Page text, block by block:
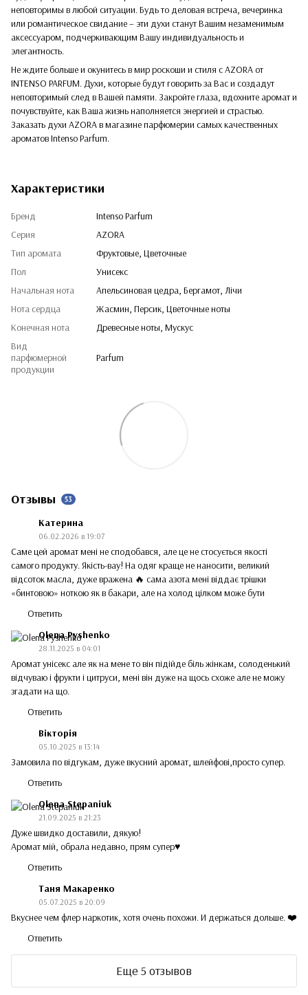
неповторимы в любой ситуации. Будь то деловая встреча, вечеринка
или романтическое свидание – эти духи станут Вашим незаменимым
аксессуаром, подчеркивающим Вашу индивидуальность и
элегантность.
Не ждите больше и окунитесь в мир роскоши и стиля с AZORA от
INTENSO PARFUM. Духи, которые будут говорить за Вас и создадут
неповторимый след в Вашей памяти. Закройте глаза, вдохните аромат и
почувствуйте, как Ваша жизнь наполняется энергией и страстью.
Заказать духи AZORA в магазине парфюмерии самых качественных
ароматов Intenso Parfum.
Характеристики
Бренд
Intenso Parfum
Серия
AZORA
Тип аромата
Фруктовые, Цветочные
Пол
Унисекс
Начальная нота
Апельсиновая цедра, Бергамот, Лічи
Нота сердца
Жасмин, Персик, Цветочные ноты
Конечная нота
Древесные ноты, Мускус
Вид
парфюмерной
продукции
Parfum
Отзывы 53
Катерина
06.02.2026 в 19:07
Саме цей аромат мені не сподобався, але це не стосується якості
самого продукту. Якість-вау! На одяг краще не наносити, великий
відсоток масла, дуже вражена 🔥 сама азота мені віддає трішки
«бинтовою» ноткою як в бакари, але на холод цілком може бути
Ответить
Olena Pyshenko
28.11.2025 в 04:01
Аромат унісекс але як на мене то він підійде біль жінкам, солоденький
відчуваю і фрукти і цитруси, мені він дуже на щось схоже але не можу
згадати на що.
Ответить
Вікторія
05.10.2025 в 13:14
Замовила по відгукам, дуже вкусний аромат, шлейфові,просто супер.
Ответить
Olena Stepaniuk
21.09.2025 в 21:23
Дуже швидко доставили, дякую!
Аромат мій, обрала недавно, прям супер♥️
Ответить
Таня Макаренко
05.07.2025 в 20:09
Вкуснее чем флер наркотик, хотя очень похожи. И держаться дольше. ❤️
Ответить
Еще 5 отзывов